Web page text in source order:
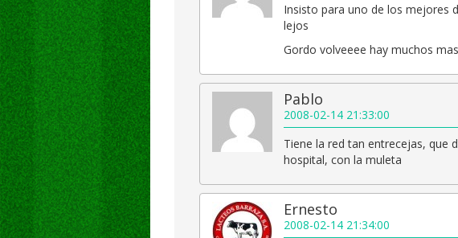
Insisto para uno de los mejores
lejos
Gordo volveeee hay muchos
Pablo
2008-02-14 21:33:00
Tiene la red tan entrecejas, que
hospital, con la muleta
Ernesto
2008-02-14 21:34:00